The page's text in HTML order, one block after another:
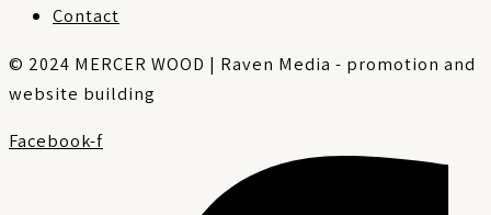
Contact
© 2024 MERCER WOOD | Raven Media - promotion and
website building
Facebook-f